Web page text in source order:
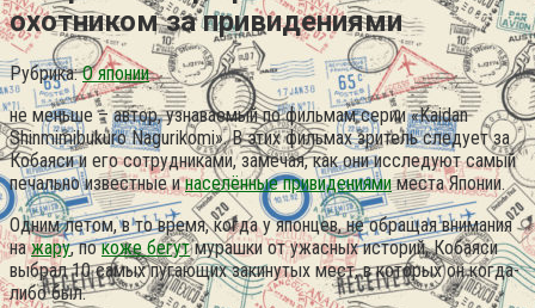
охотником за привидениями
Рубрика: О японии
не меньше – автор, узнаваемый по фильмам серии «Kaidan
Shinmimibukuro Nagurikomi». В этих фильмах зритель следует за
Кобаяси и его сотрудниками, замечая, как они исследуют самый
печально известные инаселённые привидениямиместа Японии.
Одним летом, в то время, когда у японцев, не обращая внимания
нажару, покоже бегутмурашки от ужасных историй, Кобаяси
выбрал 10 самых пугающих закинутых мест, в которых он когда-
либо был.